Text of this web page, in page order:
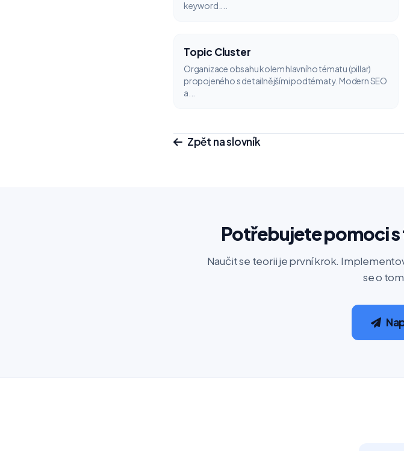
keyword....
Topic Cluster
Organizace obsahu kolem hlavního tématu (pillar)
propojeného s detailnějšími podtématy. Modern SEO
a...
Zpět na slovník
Potřebujete pomoci
Naučit se teorii je první krok.
se o